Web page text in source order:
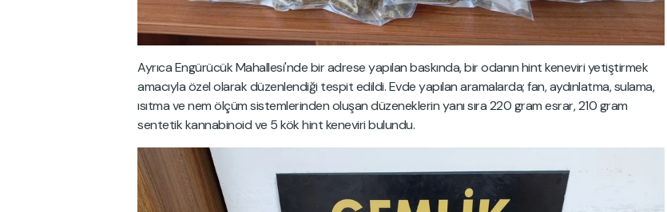
Ayrıca Engürücük Mahallesi'nde bir adrese yapılan baskında, bir odanın hint keneviri yetiştirmek
amacıyla özel olarak düzenlendiği tespit edildi. Evde yapılan aramalarda; fan, aydınlatma, sulama,
ısıtma ve nem ölçüm sistemlerinden oluşan düzeneklerin yanı sıra 220 gram esrar, 210 gram
sentetik kannabinoid ve 5 kök hint keneviri bulundu.